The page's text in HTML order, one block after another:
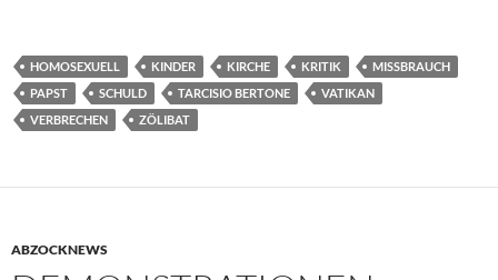
HOMOSEXUELL KINDER KIRCHE KRITIK
MISSBRAUCH
PAPST
SCHULD TARCISIO BERTONE
VATIKAN
VERBRECHEN
ZÖLIBAT
ABZOCKNEWS